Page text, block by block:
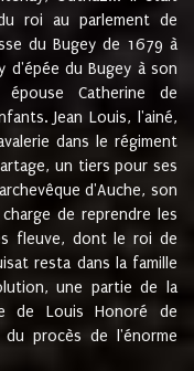
roi au parlement de
du Bugey de 1679 à
d'épée du Bugey à son
épouse Catherine de
Jean Louis, l'ainé,
dans le régiment
un tiers pour ses
d'Auche, son
charge de reprendre les
fleuve, dont le roi de
resta dans la famille
une partie de la
de Louis Honoré de
du procès de l'énorme